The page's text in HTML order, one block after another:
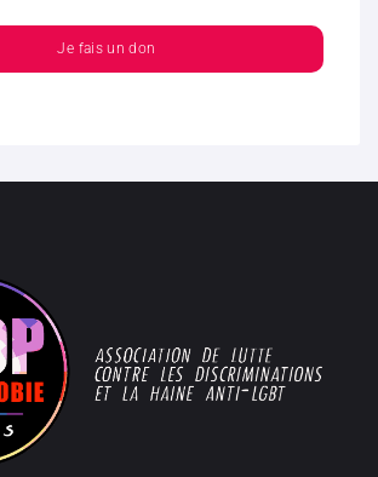
Je fais un don